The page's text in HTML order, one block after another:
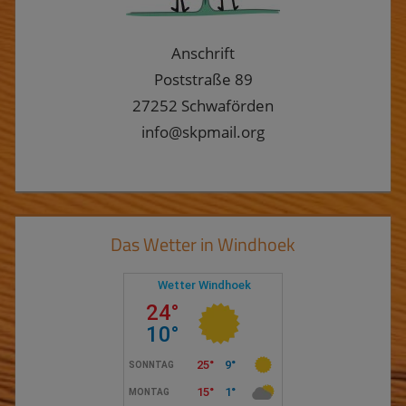
Anschrift
Poststraße 89
27252 Schwaförden
info@skpmail.org
Das Wetter in Windhoek